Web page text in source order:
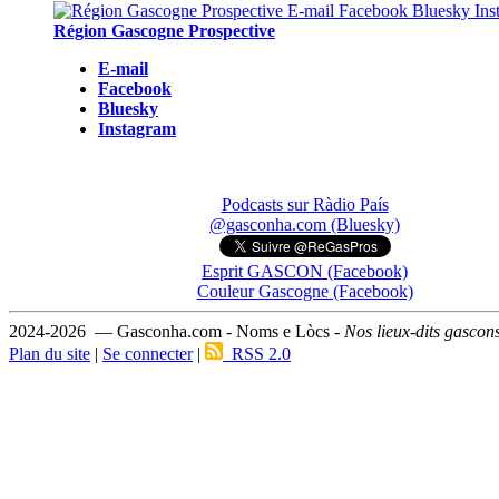
Région Gascogne Prospective
E-mail
Facebook
Bluesky
Instagram
Podcasts sur Ràdio País
@gasconha.com (Bluesky)
Esprit GASCON (Facebook)
Couleur Gascogne (Facebook)
2024-2026 — Gasconha.com - Noms e Lòcs - Nos lieux-dits
Plan du site | Se connecter| RSS 2.0